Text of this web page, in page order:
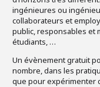
ingénieures ou
collaborateurs et
public, responsables et
étudiants, …
Un évènement gratuit
nombre, dans les
que pour expérimenter